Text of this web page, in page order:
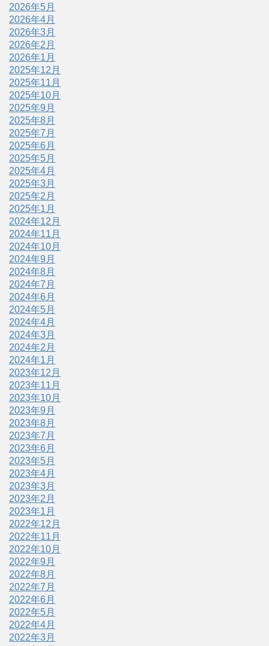
2026年5月
2026年4月
2026年3月
2026年2月
2026年1月
2025年12月
2025年11月
2025年10月
2025年9月
2025年8月
2025年7月
2025年6月
2025年5月
2025年4月
2025年3月
2025年2月
2025年1月
2024年12月
2024年11月
2024年10月
2024年9月
2024年8月
2024年7月
2024年6月
2024年5月
2024年4月
2024年3月
2024年2月
2024年1月
2023年12月
2023年11月
2023年10月
2023年9月
2023年8月
2023年7月
2023年6月
2023年5月
2023年4月
2023年3月
2023年2月
2023年1月
2022年12月
2022年11月
2022年10月
2022年9月
2022年8月
2022年7月
2022年6月
2022年5月
2022年4月
2022年3月